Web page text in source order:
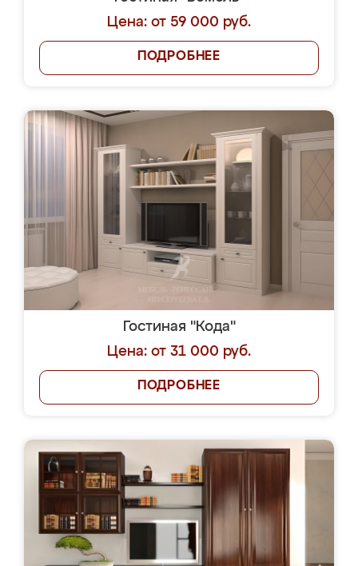
Цена: от 59 000 руб.
ПОДРОБНЕЕ
Гостиная "Кода"
Цена: от 31 000 руб.
ПОДРОБНЕЕ